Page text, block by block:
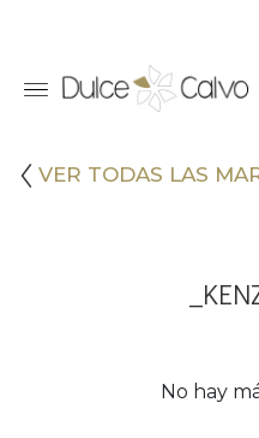
VER TODAS LAS
No hay